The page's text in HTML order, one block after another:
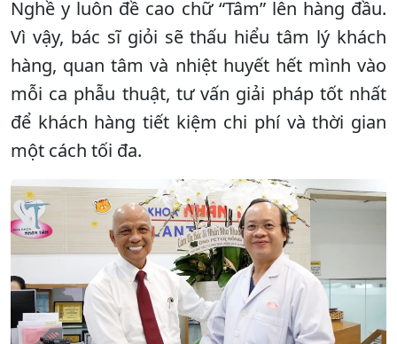
Nghề y luôn đề cao chữ “Tâm” lên hàng đầu.
Vì vậy, bác sĩ giỏi sẽ thấu hiểu tâm lý khách
hàng, quan tâm và nhiệt huyết hết mình vào
mỗi ca phẫu thuật, tư vấn giải pháp tốt nhất
để khách hàng tiết kiệm chi phí và thời gian
một cách tối đa.